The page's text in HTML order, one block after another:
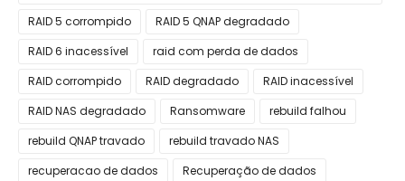
RAID 0?
RAID 5 corrompido
RAID 5 QNAP degradado
RAID 6 inacessível
raid com perda de dados
RAID corrompido
RAID degradado
RAID inacessível
RAID NAS degradado
Ransomware
rebuild falhou
rebuild QNAP travado
rebuild travado NAS
recuperacao de dados
Recuperação de dados